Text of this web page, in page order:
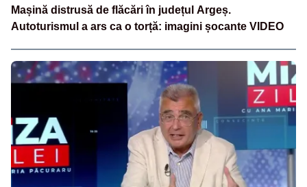
Mașină distrusă de flăcări în județul Argeș.
Autoturismul a ars ca o torță: imagini șocante VIDEO